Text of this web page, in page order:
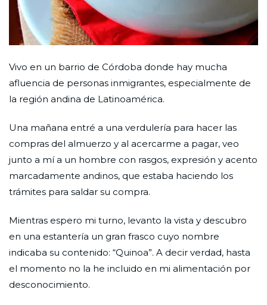
Vivo en un barrio de Córdoba donde hay mucha
afluencia de personas inmigrantes, especialmente de
la región andina de Latinoamérica.
Una mañana entré a una verdulería para hacer las
compras del almuerzo y al acercarme a pagar, veo
junto a mí a un hombre con rasgos, expresión y acento
marcadamente andinos, que estaba haciendo los
trámites para saldar su compra.
Mientras espero mi turno, levanto la vista y descubro
en una estantería un gran frasco cuyo nombre
indicaba su contenido: “Quinoa”. A decir verdad, hasta
el momento no la he incluido en mi alimentación por
desconocimiento.